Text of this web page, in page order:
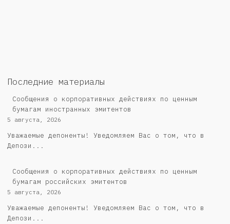
Последние материалы
Сообщения о корпоративных действиях по ценным
бумагам иностранных эмитентов
5 августа, 2026
Уважаемые депоненты! Уведомляем Вас о том, что в
Депози...
Cообщения о корпоративных действиях по ценным
бумагам российских эмитентов
5 августа, 2026
Уважаемые депоненты! Уведомляем Вас о том, что в
Депози...